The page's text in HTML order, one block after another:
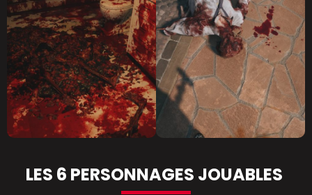
LES 6 PERSONNAGES JOUABLES